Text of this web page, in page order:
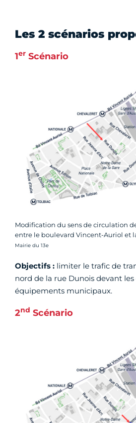
Les 2 scénarios
1er Scénario
Modification du sens de circulation
entre le boulevard Vincent-Auriol et
Crédit photo :
Mairie du 13e
Objectifs : limiter le trafic de
nord de la rue Dunois devant les
équipements municipaux.
2nd Scénario